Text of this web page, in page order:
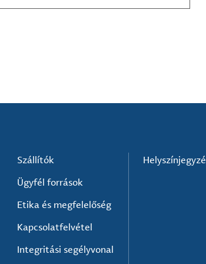
anyag készítők és mások számára.
Szállítók
Ügyfél források
Etika és megfelelőség
Kapcsolatfelvétel
Integritási segélyvonal